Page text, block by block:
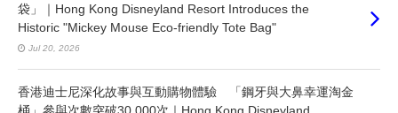
袋」｜Hong Kong Disneyland Resort Introduces the
Historic "Mickey Mouse Eco-friendly Tote Bag"
Jul 20, 2026
香港迪士尼深化故事與互動購物體驗 「鋼牙與大鼻幸運淘金
桶」參與次數突破30,000次｜Hong Kong Disneyland